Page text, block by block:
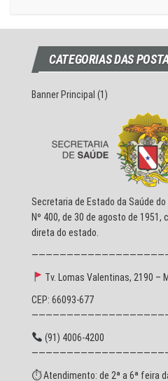
CATEGORIAS DAS
Banner Principal (1)
Secretaria de Estado da Saúde
Nº 400, de 30 de agosto de
direta do estado.
Tv. Lomas Valentinas, 2190 –
CEP: 66093-677
(91) 4006-4200
⏱ Atendimento: de 2ª a 6ª feira